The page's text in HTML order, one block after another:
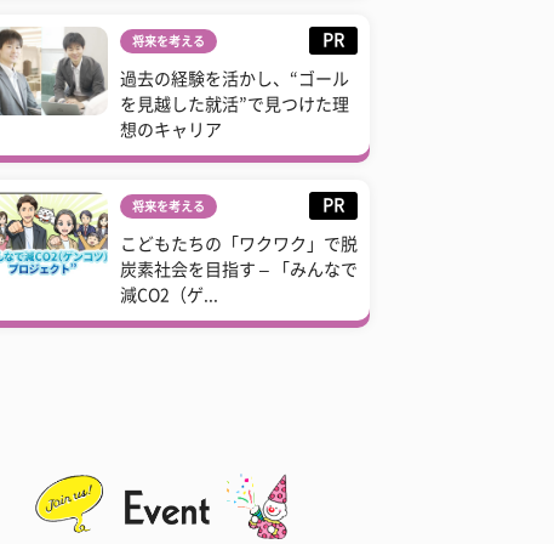
将来を考える PR
過去の経験を活かし、“ゴール
を見越した就活”で見つけた理
想のキャリア
将来を考える PR
こどもたちの「ワクワク」で脱
炭素社会を目指す – 「みんなで
減CO2（ゲ...